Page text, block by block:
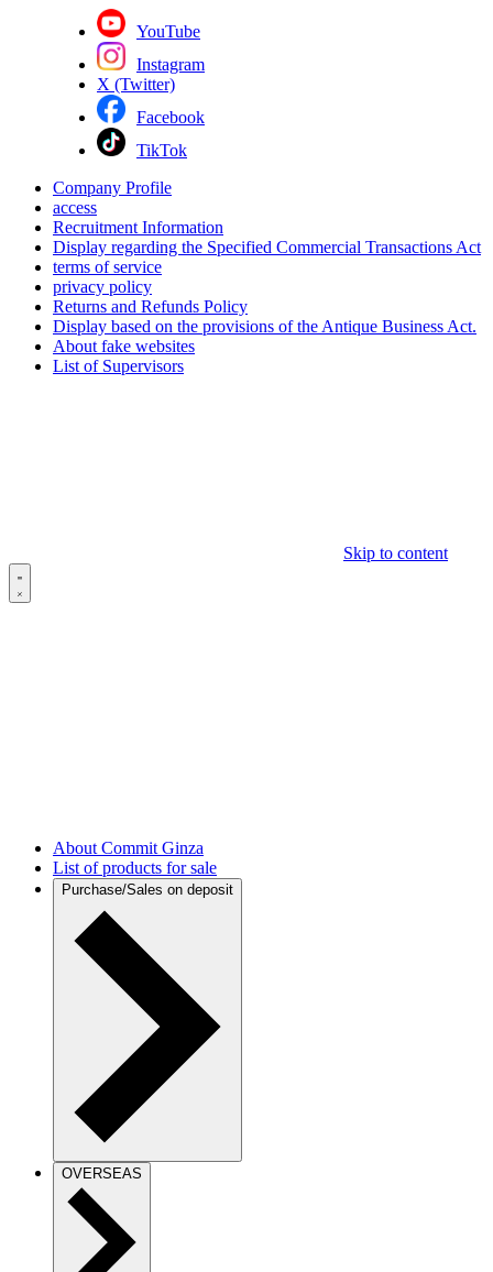
YouTube
Instagram
X (Twitter)
Facebook
TikTok
Company Profile
access
Recruitment Information
Display regarding the Specified Commercial Transactions Act
terms of service
privacy policy
Returns and Refunds Policy
Display based on the provisions of the Antique Business Act.
About fake websites
List of Supervisors
Skip to content
About Commit Ginza
List of products for sale
Purchase/Sales on deposit
OVERSEAS